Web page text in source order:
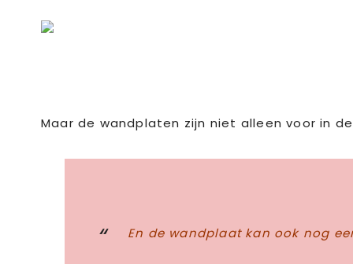
Maar de wandplaten zijn niet alleen voor in
En de wandplaat kan ook nog